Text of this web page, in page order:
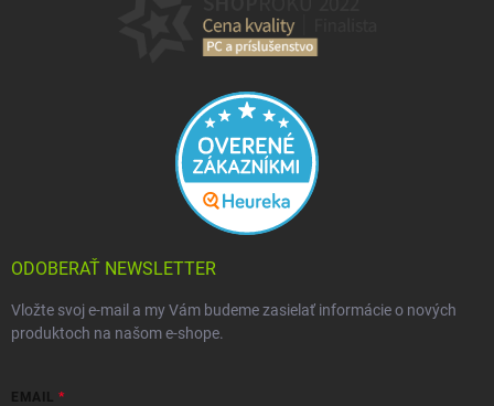
ODOBERAŤ NEWSLETTER
Vložte svoj e-mail a my Vám budeme zasielať informácie o nových
produktoch na našom e-shope.
EMAIL